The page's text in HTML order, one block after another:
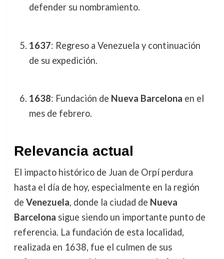
defender su nombramiento.
1637: Regreso a Venezuela y continuación
de su expedición.
1638: Fundación de Nueva Barcelona en el
mes de febrero.
Relevancia actual
El impacto histórico de Juan de Orpí perdura
hasta el día de hoy, especialmente en la región
de Venezuela, donde la ciudad de Nueva
Barcelona sigue siendo un importante punto de
referencia. La fundación de esta localidad,
realizada en 1638, fue el culmen de sus